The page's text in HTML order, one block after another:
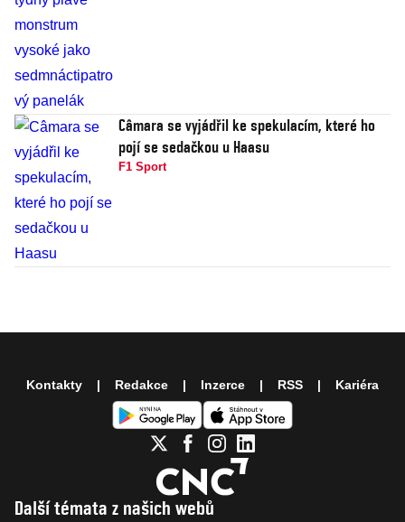
Câmara se vyjádřil ke spekulacím, které ho
pojí se sedačkou u Haasu
F1 Sport
Další témata z našich webů
Kontakty Redakce Inzerce RSS Kariéra